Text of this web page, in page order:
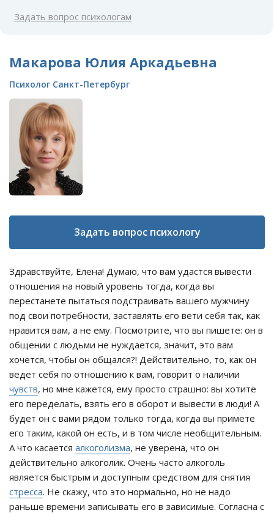
Задать вопрос психологам
Макарова Юлия Аркадьевна
Психолог Санкт-Петербург
Задать вопрос психологу
Здравствуйте, Елена! Думаю, что вам удастся вывести
отношения на новый уровень тогда, когда вы
перестанете пытаться подстраивать вашего мужчину
под свои потребности, заставлять его вети себя так, как
нравится вам, а не ему. Посмотрите, что вы пишете: он в
общении с людьми не нуждается, значит, это вам
хочется, чтобы он общался?! Действительно, то, как он
ведет себя по отношению к вам, говорит о наличии
чувств, но мне кажется, ему просто страшно: вы хотите
его переделать, взять его в оборот и вывести в люди! А
будет он с вами рядом только тогда, когда вы примете
его таким, какой он есть, и в том числе необщительным.
А что касается алкоголизма, не уверена, что он
действительно алкоголик. Очень часто алкоголь
является быстрым и доступным средством для снятия
стресса. Не скажу, что это нормально, но не надо
раньше времени записывать его в зависимые. Согласна с